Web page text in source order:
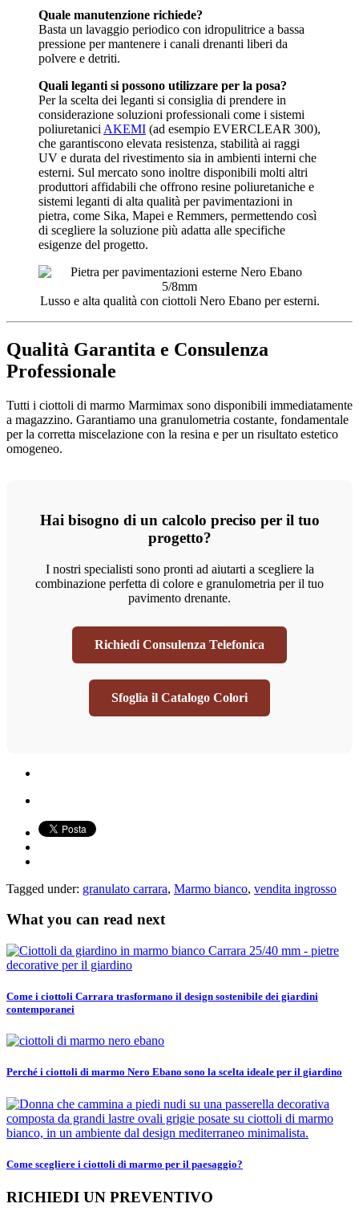
Quale manutenzione richiede?
Basta un lavaggio periodico con idropulitrice a bassa
pressione per mantenere i canali drenanti liberi da
polvere e detriti.
Quali leganti si possono utilizzare per la posa?
Per la scelta dei leganti si consiglia di prendere in
considerazione soluzioni professionali come i sistemi
poliuretanici AKEMI (ad esempio EVERCLEAR 300),
che garantiscono elevata resistenza, stabilità ai raggi
UV e durata del rivestimento sia in ambienti interni che
esterni. Sul mercato sono inoltre disponibili molti altri
produttori affidabili che offrono resine poliuretaniche e
sistemi leganti di alta qualità per pavimentazioni in
pietra, come Sika, Mapei e Remmers, permettendo così
di scegliere la soluzione più adatta alle specifiche
esigenze del progetto.
Lusso e alta qualità con ciottoli Nero Ebano per esterni.
Qualità Garantita e Consulenza
Professionale
Tutti i ciottoli di marmo Marmimax sono disponibili immediatamente
a magazzino. Garantiamo una granulometria costante, fondamentale
per la corretta miscelazione con la resina e per un risultato estetico
omogeneo.
Hai bisogno di un calcolo preciso per il tuo
progetto?
I nostri specialisti sono pronti ad aiutarti a scegliere la
combinazione perfetta di colore e granulometria per il tuo
pavimento drenante.
Richiedi Consulenza Telefonica
Sfoglia il Catalogo Colori
Tagged under: granulato carrara, Marmo bianco, vendita ingrosso
What you can read next
Come i ciottoli Carrara trasformano il design sostenibile dei giardini
contemporanei
Perché i ciottoli di marmo Nero Ebano sono la scelta ideale per il giardino
Come scegliere i ciottoli di marmo per il paesaggio?
RICHIEDI UN PREVENTIVO